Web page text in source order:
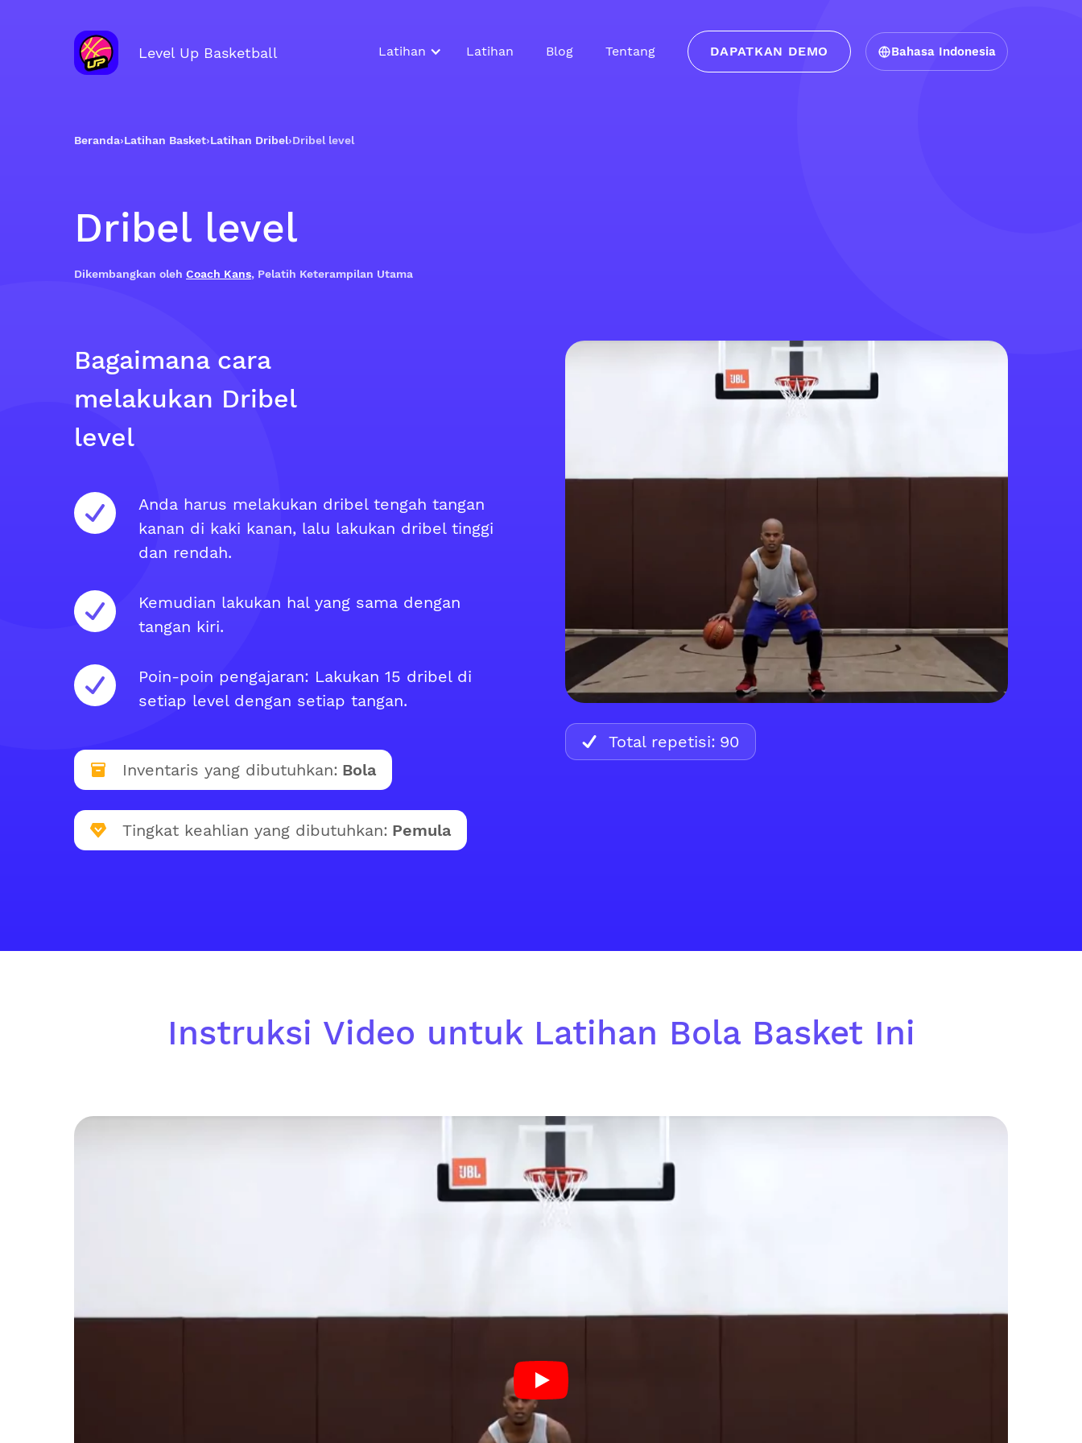
Level Up Basketball Latihan Latihan Blog Tentang DAPATKAN DEMO Bahasa Indonesia
Beranda›Latihan Basket›Latihan Dribel›Dribel level
Dribel level
Dikembangkan oleh Coach Kans, Pelatih Keterampilan Utama
Bagaimana cara
melakukan Dribel
level
Anda harus melakukan dribel tengah tangan
kanan di kaki kanan, lalu lakukan dribel tinggi
dan rendah.
Kemudian lakukan hal yang sama dengan
tangan kiri.
Poin-poin pengajaran: Lakukan 15 dribel di
setiap level dengan setiap tangan.
Inventaris yang dibutuhkan: Bola
Tingkat keahlian yang dibutuhkan: Pemula
Total repetisi: 90
Instruksi Video untuk Latihan Bola Basket Ini